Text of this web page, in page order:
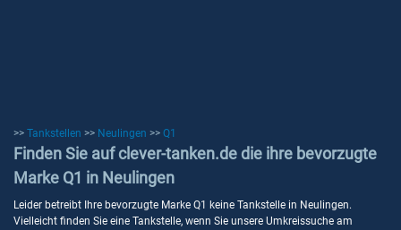
>> Tankstellen >> Neulingen >> Q1
Finden Sie auf clever-tanken.de die ihre bevorzugte
Marke Q1 in Neulingen
Leider betreibt Ihre bevorzugte Marke Q1 keine Tankstelle in Neulingen.
Vielleicht finden Sie eine Tankstelle, wenn Sie unsere Umkreissuche am